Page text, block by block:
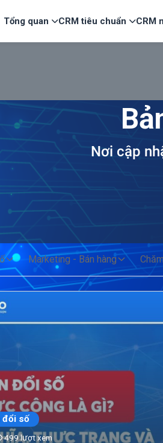
Tổng quan CRM tiêu chuẩn CRM
Nơi cập
Marketing - Bán hàng
đổi số
499 lượt xem